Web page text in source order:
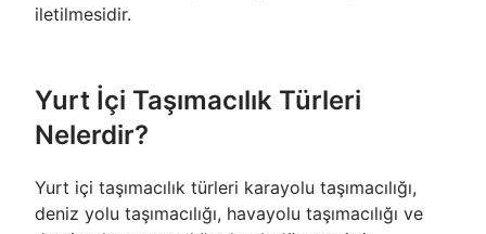
iletilmesidir.
Yurt İçi Taşımacılık Türleri
Nelerdir?
Yurt içi taşımacılık türleri karayolu taşımacılığı,
deniz yolu taşımacılığı, havayolu taşımacılığı ve